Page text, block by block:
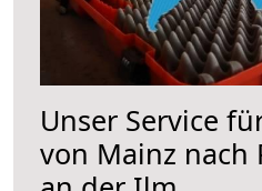
Unser Service
von Mainz nach